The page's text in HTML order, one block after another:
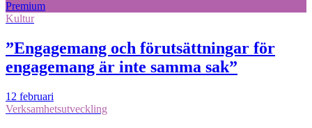
Premium
Kultur
”Engagemang och förutsättningar för
engagemang är inte samma sak”
12 februari
Verksamhetsutveckling